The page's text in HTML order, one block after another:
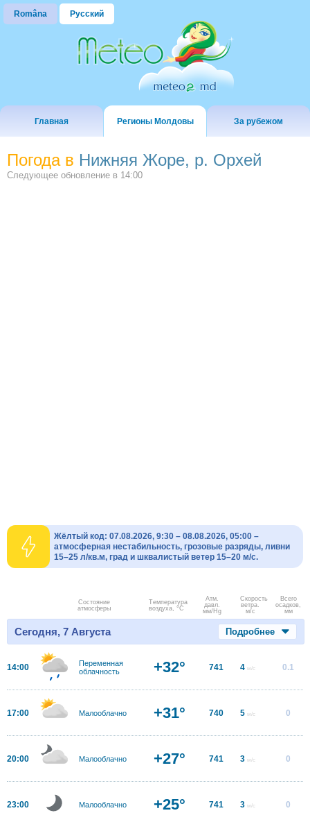
Româna Русский
Главная Регионы Молдовы За рубежом
Погода в Нижняя Жоре, р. Орхей
Следующее обновление в 14:00
Жёлтый код: 07.08.2026, 9:30 – 08.08.2026, 05:00 –
атмосферная нестабильность, грозовые разряды, ливни
15–25 л/кв.м, град и шквалистый ветер 15–20 м/с.
Состояние
атмосферы
Температура
воздуха, °C
Атм.
давл.
мм/Hg
Скорость
ветра.
м/с
Всего
осадков,
мм
Сегодня, 7 Августа Подробнее
14:00
Переменная
облачность
+32° 741 4 м/с 0.1
17:00 Малооблачно +31° 740 5 м/с 0
20:00 Малооблачно +27° 741 3 м/с 0
23:00 Малооблачно +25° 741 3 м/с 0